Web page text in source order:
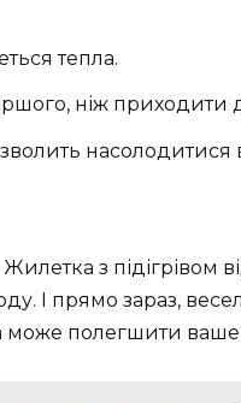
тепла.
ніж приходити
насолодитися
з підігрівом
І прямо зараз,
може полегшити